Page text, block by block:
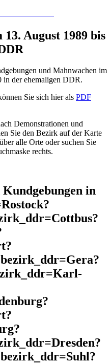
August 1989 bis
und Mahnwachen im
in der ehemaligen DDR.
Sie sich hier als PDF
Demonstrationen und
Sie den Bezirk auf der Karte
alle Orte oder suchen Sie
rechts.
in